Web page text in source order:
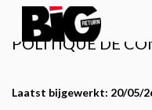
POLITIQUE DE
Laatst bijgewerkt: 20/05/